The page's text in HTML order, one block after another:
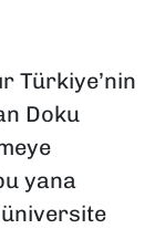
Türkiye’nin
Doku
yana